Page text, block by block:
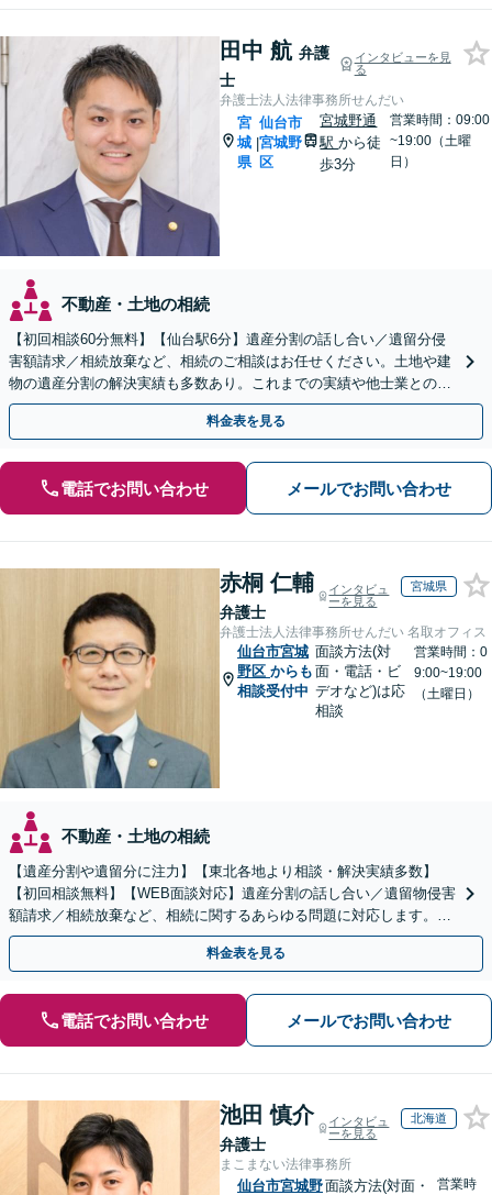
田中 航 弁護
士
インタビューを見
る
弁護士法人法律事務所せんだい
宮
城
県
|
仙台市
宮城野
区
宮城野通
駅から徒
歩3分
営業時間：09:00
~19:00（土曜
日）
不動産・土地の相続
【初回相談60分無料】【仙台駅6分】遺産分割の話し合い／遺留分侵
害額請求／相続放棄など、相続のご相談はお任せください。土地や建
物の遺産分割の解決実績も多数あり。これまでの実績や他士業との連
携を活かし、ご意向に沿う有利な解決を目指します
料金表を見る
電話でお問い合わせ メールでお問い合わせ
赤桐 仁輔
弁護士
インタビュ
ーを見る
宮城県
弁護士法人法律事務所せんだい 名取オフィス
仙台市宮城
野区 からも
相談受付中
面談方法(対
面・電話・ビ
デオなど)は応
相談
営業時間：0
9:00~19:00
（土曜日）
不動産・土地の相続
【遺産分割や遺留分に注力】【東北各地より相談・解決実績多数】
【初回相談無料】【WEB面談対応】遺産分割の話し合い／遺留物侵害
額請求／相続放棄など、相続に関するあらゆる問題に対応します。ご
事情やご意向を丁寧にお聞きし、有利な解決を目指します
料金表を見る
電話でお問い合わせ メールでお問い合わせ
池田 慎介
弁護士
インタビュ
ーを見る
北海道
まこまない法律事務所
仙台市宮城野面談方法(対面・
営業時